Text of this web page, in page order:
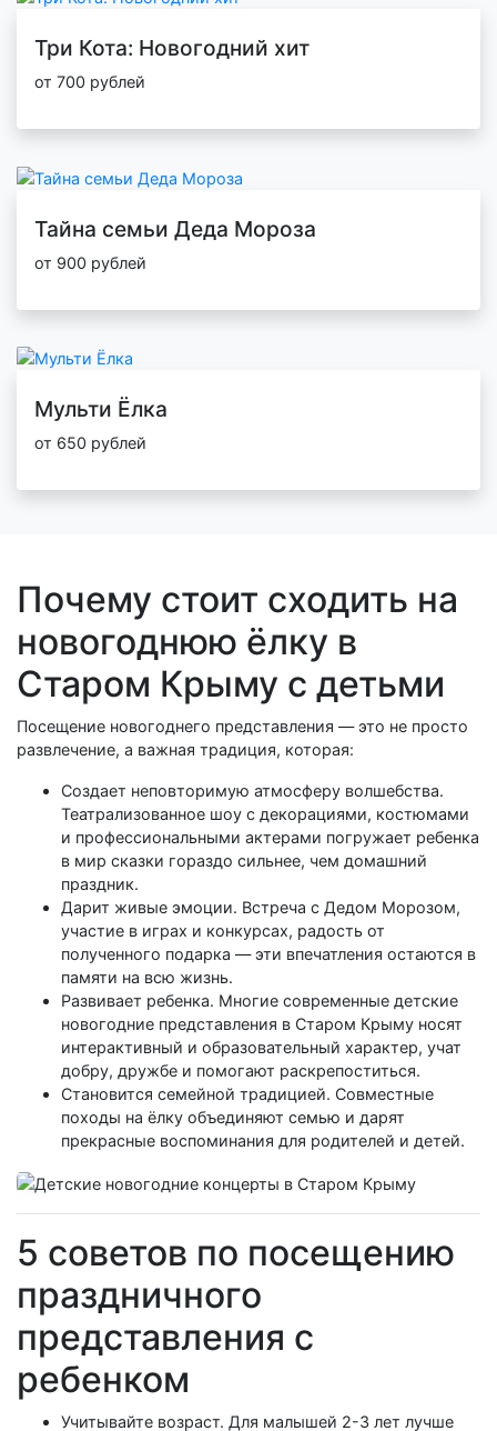
Три Кота: Новогодний хит
от 700 рублей
Тайна семьи Деда Мороза
от 900 рублей
Мульти Ёлка
от 650 рублей
Почему стоит сходить на
новогоднюю ёлку в
Старом Крыму с детьми
Посещение новогоднего представления — это не просто
развлечение, а важная традиция, которая:
Создает неповторимую атмосферу волшебства.
Театрализованное шоу с декорациями, костюмами
и профессиональными актерами погружает ребенка
в мир сказки гораздо сильнее, чем домашний
праздник.
Дарит живые эмоции. Встреча с Дедом Морозом,
участие в играх и конкурсах, радость от
полученного подарка — эти впечатления остаются в
памяти на всю жизнь.
Развивает ребенка. Многие современные детские
новогодние представления в Старом Крыму носят
интерактивный и образовательный характер, учат
добру, дружбе и помогают раскрепоститься.
Становится семейной традицией. Совместные
походы на ёлку объединяют семью и дарят
прекрасные воспоминания для родителей и детей.
5 советов по посещению
праздничного
представления с
ребенком
Учитывайте возраст. Для малышей 2-3 лет лучше